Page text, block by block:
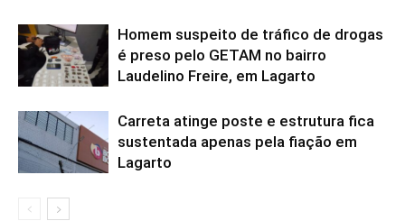
Homem suspeito de tráfico de drogas
é preso pelo GETAM no bairro
Laudelino Freire, em Lagarto
Carreta atinge poste e estrutura fica
sustentada apenas pela fiação em
Lagarto